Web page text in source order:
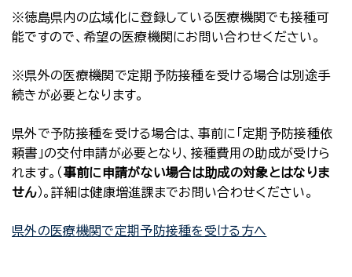
※徳島県内の広域化に登録している医療機関でも接種可
能ですので、希望の医療機関にお問い合わせください。
※県外の医療機関で定期予防接種を受ける場合は別途手
続きが必要となります。
県外で予防接種を受ける場合は、事前に「定期予防接種依
頼書」の交付申請が必要となり、接種費用の助成が受けら
れます。（ 事前に申請がない場合は助成の対象とはなりま
せん）。詳細は健康増進課までお問い合わせください。
県外の医療機関で定期予防接種を受ける方へ